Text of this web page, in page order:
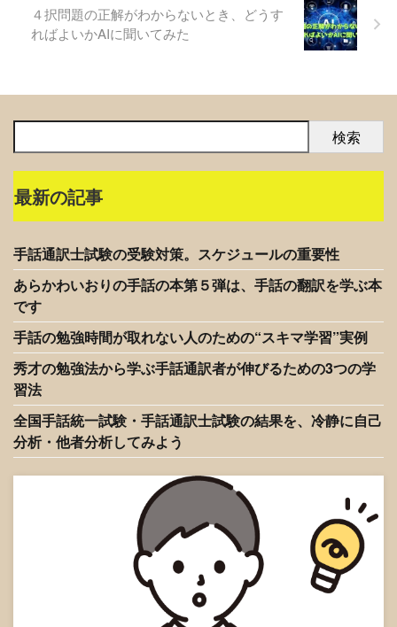
４択問題の正解がわからないとき、どうす
ればよいかAIに聞いてみた
検索
最新の記事
手話通訳士試験の受験対策。スケジュールの重要性
あらかわいおりの手話の本第５弾は、手話の翻訳を学ぶ本
です
手話の勉強時間が取れない人のための“スキマ学習”実例
秀才の勉強法から学ぶ手話通訳者が伸びるための3つの学
習法
全国手話統一試験・手話通訳士試験の結果を、冷静に自己
分析・他者分析してみよう